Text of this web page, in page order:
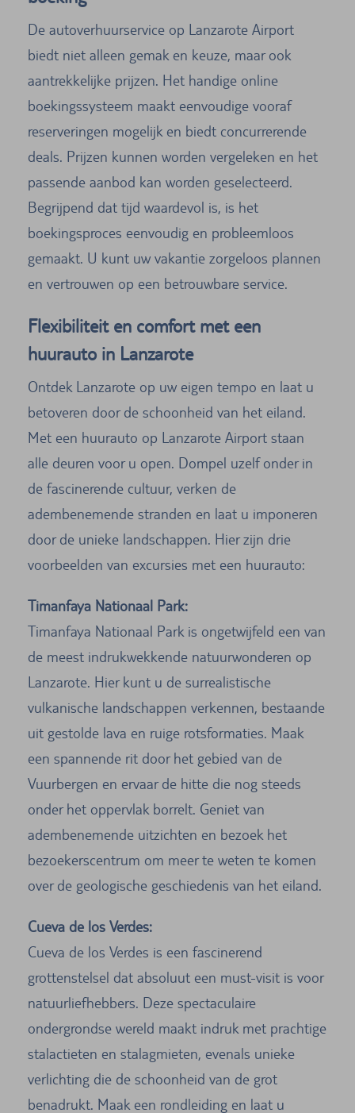
De autoverhuurservice op Lanzarote Airport
biedt niet alleen gemak en keuze, maar ook
aantrekkelijke prijzen. Het handige online
boekingssysteem maakt eenvoudige vooraf
reserveringen mogelijk en biedt concurrerende
deals. Prijzen kunnen worden vergeleken en het
passende aanbod kan worden geselecteerd.
Begrijpend dat tijd waardevol is, is het
boekingsproces eenvoudig en probleemloos
gemaakt. U kunt uw vakantie zorgeloos plannen
en vertrouwen op een betrouwbare service.
Flexibiliteit en comfort met een
huurauto in Lanzarote
Ontdek Lanzarote op uw eigen tempo en laat u
betoveren door de schoonheid van het eiland.
Met een huurauto op Lanzarote Airport staan
alle deuren voor u open. Dompel uzelf onder in
de fascinerende cultuur, verken de
adembenemende stranden en laat u imponeren
door de unieke landschappen. Hier zijn drie
voorbeelden van excursies met een huurauto:
Timanfaya Nationaal Park:
Timanfaya Nationaal Park is ongetwijfeld een van
de meest indrukwekkende natuurwonderen op
Lanzarote. Hier kunt u de surrealistische
vulkanische landschappen verkennen, bestaande
uit gestolde lava en ruige rotsformaties. Maak
een spannende rit door het gebied van de
Vuurbergen en ervaar de hitte die nog steeds
onder het oppervlak borrelt. Geniet van
adembenemende uitzichten en bezoek het
bezoekerscentrum om meer te weten te komen
over de geologische geschiedenis van het eiland.
Cueva de los Verdes:
Cueva de los Verdes is een fascinerend
grottenstelsel dat absoluut een must-visit is voor
natuurliefhebbers. Deze spectaculaire
ondergrondse wereld maakt indruk met prachtige
stalactieten en stalagmieten, evenals unieke
verlichting die de schoonheid van de grot
benadrukt. Maak een rondleiding en laat u